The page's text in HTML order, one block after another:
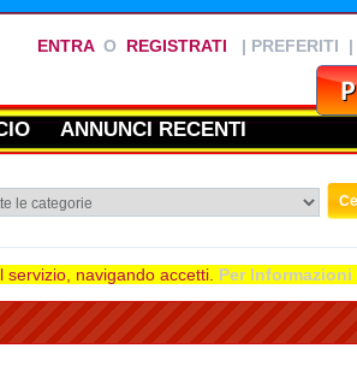
ENTRAO REGISTRATI | PREFERITI |
ANNUNCI RECENTI
navigando accetti. Per Informazioni